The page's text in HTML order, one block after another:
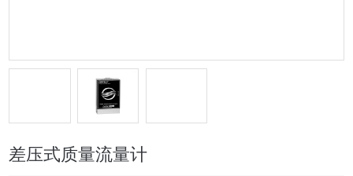
差压式质量流量计